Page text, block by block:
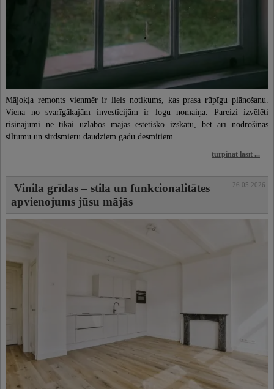
Mājokļa remonts vienmēr ir liels notikums, kas prasa rūpīgu plānošanu.
Viena no svarīgākajām investīcijām ir logu nomaiņa. Pareizi izvēlēti
risinājumi ne tikai uzlabos mājas estētisko izskatu, bet arī nodrošinās
siltumu un sirdsmieru daudziem gadu desmitiem.
turpināt lasīt ...
Vinila grīdas – stila un funkcionalitātes
apvienojums jūsu mājās
26.05.2026